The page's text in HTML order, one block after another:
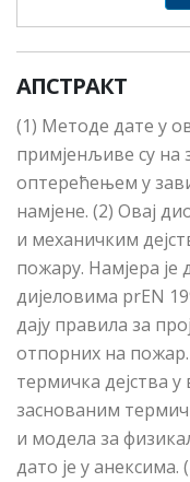
АПСТРАКТ
(1) Методе дате у
примјенљиве су на
оптерећењем у
намјене. (2) Овај
и механичким
пожару. Намјера је
дијеловима prEN
дају правила за
отпорних на
термичка дејства
заснованим
и модела за
дато је у анексима.